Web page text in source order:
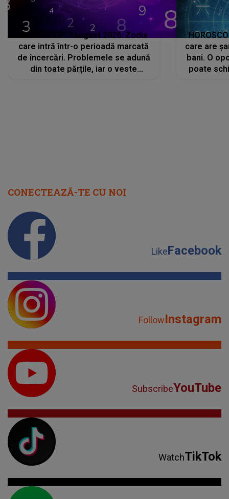
HOROSCOP 7 august 2026. Zodia
care intră într-o perioadă marcată
de încercări. Problemele se adună
din toate părțile, iar o veste
care are
bani. O
poate
CONECTEAZĂ-TE CU NOI
LikeFacebook
FollowInstagram
SubscribeYouTube
WatchTikTok